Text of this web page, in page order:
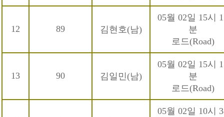
12 89 김현호(남)
05월 02일 15시
분
로드(Road)
13 90 김일민(남)
05월 02일 15시
분
로드(Road)
05월 02일 10시